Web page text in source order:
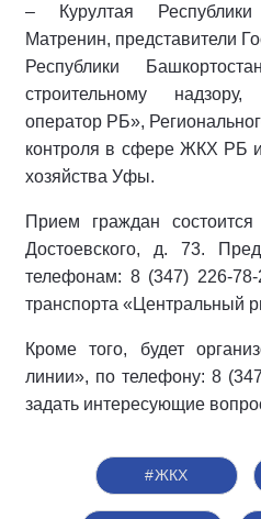
– Курултая
Матренин, представители
Республики
строительному
оператор РБ»,
контроля в сфере ЖКХ РБ
хозяйства Уфы.
Прием граждан
Достоевского, д. 73.
телефонам: 8 (347) 226-78-
транспорта «Центральный
Кроме того, будет
линии», по телефону: 8
задать интересующие
#ЖКХ